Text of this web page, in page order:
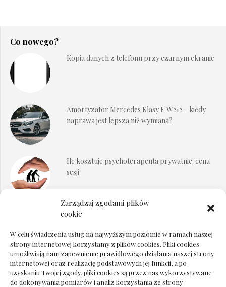
Zarządzaj zgodami plików
cookie
W celu świadczenia usług na najwyższym poziomie w ramach naszej
strony internetowej korzystamy z plików cookies. Pliki cookies
umożliwiają nam zapewnienie prawidłowego działania naszej strony
internetowej oraz realizację podstawowych jej funkcji, a po
uzyskaniu Twojej zgody, pliki cookies są przez nas wykorzystywane
do dokonywania pomiarów i analiz korzystania ze strony
Co nowego?
Kopia danych z telefonu przy czarnym ekranie
Amortyzator Mercedes Klasy E W212 – kiedy
naprawa jest lepsza niż wymiana?
Ile kosztuje psychoterapeuta prywatnie: cena
sesji
Dokumenty do odbioru przy zmianie biura
Deska podłogowa do salonu: jak wybrać bez
pośpiechu